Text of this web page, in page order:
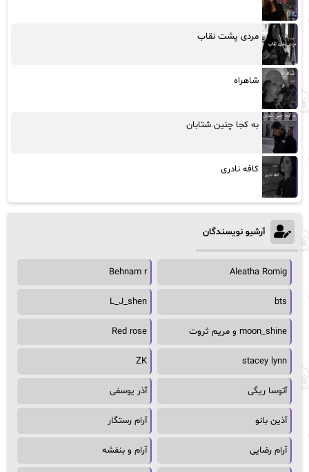
مردی پشت نقاب
شاهراه
به کجا چنین شتابان
کافه نادری
آرشیو نویسندگان
Aleatha Romig
Behnam r
bts
L_J_shen
moon_shine و مریم ثروت Red rose
stacey lynn
ZK
آتوسا ریگی آذر یوسفی
آذین بانو آرام رستگار
آرام رضایی آرام و بنفشه